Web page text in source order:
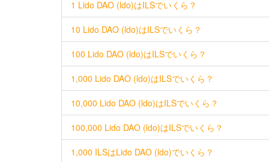
1 Lido DAO (ldo)はILSでいくら？
10 Lido DAO (ldo)はILSでいくら？
100 Lido DAO (ldo)はILSでいくら？
1,000 Lido DAO (ldo)はILSでいくら？
10,000 Lido DAO (ldo)はILSでいくら？
100,000 Lido DAO (ldo)はILSでいくら？
1,000 ILSはLido DAO (ldo)でいくら？